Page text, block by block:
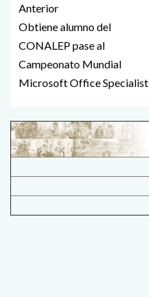
Anterior
Obtiene alumno del
CONALEP pase al
Campeonato Mundial
Microsoft Office Specialist